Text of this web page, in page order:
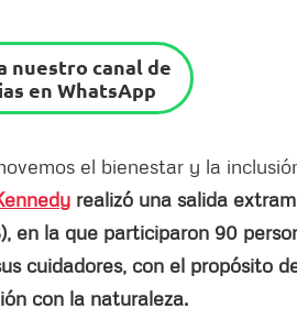
nuestro canal de
en WhatsApp
el bienestar y la
realizó una salida
en la que participaron 90
cuidadores, con el propósito
con la naturaleza.